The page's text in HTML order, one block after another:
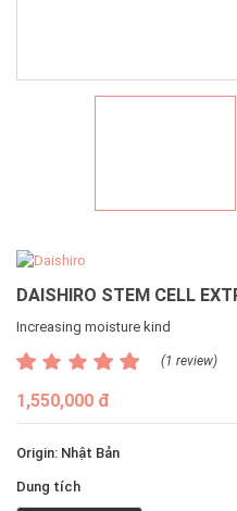
DAISHIRO STEM CELL
Increasing moisture kind
(1 review)
1,550,000 đ
Origin: Nhật Bản
Dung tích